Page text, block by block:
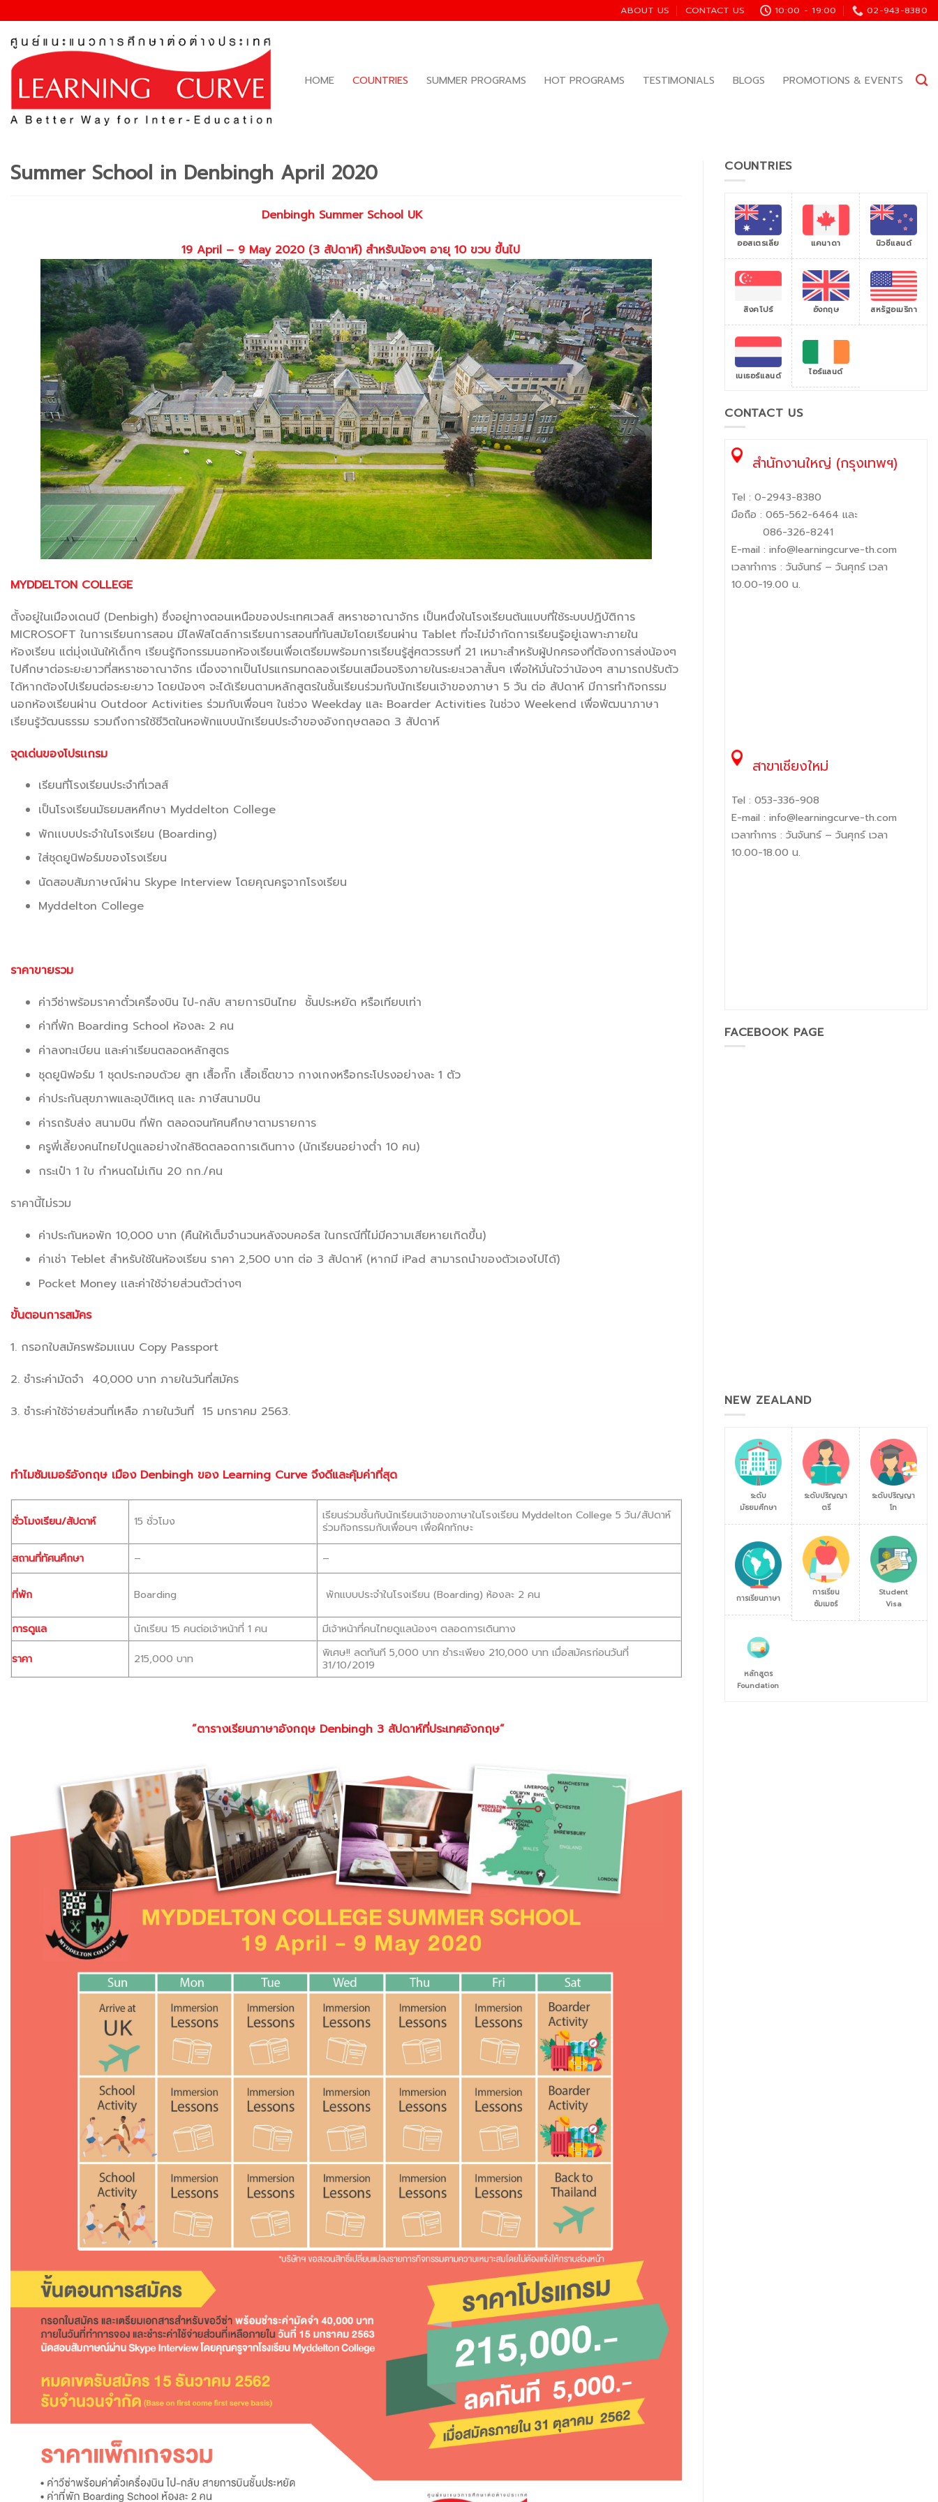
to
content
ABOUT US CONTACT US 10:00 - 19:00 02-943-8380
HOME COUNTRIES SUMMER PROGRAMS HOT PROGRAMS TESTIMONIALS BLOGS PROMOTIONS & EVENTS
Summer School in Denbingh April 2020
Denbingh Summer School UK
19 April – 9 May 2020 (3 สัปดาห์) สำหรับน้องๆ อายุ 10 ขวบ ขึ้นไป
MYDDELTON COLLEGE
ตั้งอยู่ในเมืองเดนบี (Denbigh) ซึ่งอยู่ทางตอนเหนือของประเทศเวลส์ สหราชอาณาจักร เป็นหนึ่งในโรงเรียนต้นแบบที่ใช้ระบบปฏิบัติการ
MICROSOFT ในการเรียนการสอน มีไลฟ์สไตล์การเรียนการสอนที่ทันสมัยโดยเรียนผ่าน Tablet ที่จะไม่จำกัดการเรียนรู้อยู่เฉพาะภายใน
ห้องเรียน แต่มุ่งเน้นให้เด็กๆ เรียนรู้กิจกรรมนอกห้องเรียนเพื่อเตรียมพร้อมการเรียนรู้สู่ศตวรรษที่ 21 เหมาะสำหรับผู้ปกครองที่ต้องการส่งน้องๆ
ไปศึกษาต่อระยะยาวที่สหราชอาณาจักร เนื่องจากเป็นโปรแกรมทดลองเรียนเสมือนจริงภายในระยะเวลาสั้นๆ เพื่อให้มั่นใจว่าน้องๆ สามารถปรับตัว
ได้หากต้องไปเรียนต่อระยะยาว โดยน้องๆ จะได้เรียนตามหลักสูตรในชั้นเรียนร่วมกับนักเรียนเจ้าของภาษา 5 วัน ต่อ สัปดาห์ มีการทำกิจกรรม
นอกห้องเรียนผ่าน Outdoor Activities ร่วมกับเพื่อนๆ ในช่วง Weekday และ Boarder Activities ในช่วง Weekend เพื่อพัฒนาภาษา
เรียนรู้วัฒนธรรม รวมถึงการใช้ชีวิตในหอพักแบบนักเรียนประจำของอังกฤษตลอด 3 สัปดาห์
จุดเด่นของโปรเเกรม
เรียนที่โรงเรียนประจำที่เวลส์
เป็นโรงเรียนมัธยมสหศึกษา Myddelton College
พักเเบบประจำในโรงเรียน (Boarding)
ใส่ชุดยูนิฟอร์มของโรงเรียน
นัดสอบสัมภาษณ์ผ่าน Skype Interview โดยคุณครูจากโรงเรียน
Myddelton College
ราคาขายรวม
ค่าวีซ่าพร้อมราคาตั๋วเครื่องบิน ไป-กลับ สายการบินไทย ชั้นประหยัด หรือเทียบเท่า
ค่าที่พัก Boarding School ห้องละ 2 คน
ค่าลงทะเบียน และค่าเรียนตลอดหลักสูตร
ชุดยูนิฟอร์ม 1 ชุดประกอบด้วย สูท เสื้อกั๊ก เสื้อเชิ๊ตขาว กางเกงหรือกระโปรงอย่างละ 1 ตัว
ค่าประกันสุขภาพและอุบัติเหตุ และ ภาษีสนามบิน
ค่ารถรับส่ง สนามบิน ที่พัก ตลอดจนทัศนศึกษาตามรายการ
ครูพี่เลี้ยงคนไทยไปดูแลอย่างใกล้ชิดตลอดการเดินทาง (นักเรียนอย่างต่ำ 10 คน)
กระเป๋า 1 ใบ กำหนดไม่เกิน 20 กก./คน
ราคานี้ไม่รวม
ค่าประกันหอพัก 10,000 บาท (คืนให้เต็มจำนวนหลังจบคอร์ส ในกรณีที่ไม่มีความเสียหายเกิดขึ้น)
ค่าเช่า Teblet สำหรับใช้ในห้องเรียน ราคา 2,500 บาท ต่อ 3 สัปดาห์ (หากมี iPad สามารถนำของตัวเองไปได้)
Pocket Money เเละค่าใช้จ่ายส่วนตัวต่างๆ
ขั้นตอนการสมัคร
1. กรอกใบสมัครพร้อมเเนบ Copy Passport
2. ชำระค่ามัดจำ 40,000 บาท ภายในวันที่สมัคร
3. ชำระค่าใช้จ่ายส่วนที่เหลือ ภายในวันที่ 15 มกราคม 2563.
ทำไมซัมเมอร์อังกฤษ เมือง Denbingh ของ Learning Curve จึงดีและคุ้มค่าที่สุด
ชั่วโมงเรียน/สัปดาห์ 15 ชั่วโมง
เรียนร่วมชั้นกับนักเรียนเจ้าของภาษาในโรงเรียน Myddelton College 5 วัน/สัปดาห์
ร่วมกิจกรรมกับเพื่อนๆ เพื่อฝึกทักษะ
สถานที่ทัศนศึกษา
– –
ที่พัก Boarding พักเเบบประจำในโรงเรียน (Boarding) ห้องละ 2 คน
การดูแล นักเรียน 15 คนต่อเจ้าหน้าที่ 1 คน
มีเจ้าหน้าที่คนไทยดูแลน้องๆ ตลอดการเดินทาง
ราคา
215,000 บาท
พิเศษ!! ลดทันที 5,000 บาท ชำระเพียง 210,000 บาท เมื่อสมัครก่อนวันที่
31/10/2019
”ตารางเรียนภาษาอังกฤษ Denbingh 3 สัปดาห์ที่ประเทศอังกฤษ”
COUNTRIES
ออสเตรเลีย แคนาดา นิวซีแลนด์
สิงคโปร์ อังกฤษ สหรัฐอเมริกา
เนเธอร์แลนด์ ไอร์แลนด์
CONTACT US
สำนักงานใหญ่ (กรุงเทพฯ)
Tel : 0-2943-8380
มือถือ : 065-562-6464 และ
086-326-8241
E-mail : info@learningcurve-th.com
เวลาทำการ : วันจันทร์ – วันศุกร์ เวลา
10.00-19.00 น.
สาขาเชียงใหม่
Tel : 053-336-908
E-mail : info@learningcurve-th.com
เวลาทำการ : วันจันทร์ – วันศุกร์ เวลา
10.00-18.00 น.
FACEBOOK PAGE
NEW ZEALAND
ระดับ
มัธยมศึกษา
ระดับปริญญา
ตรี
ระดับปริญญา
โท
การเรียนภาษา
การเรียน
ซัมเมอร์
Student
Visa
หลักสูตร
Foundation